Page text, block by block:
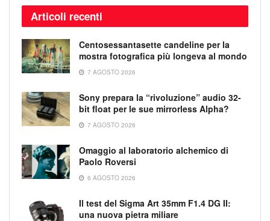
Articoli recenti
Centosessantasette candeline per la
mostra fotografica più longeva al mondo
7 AGOSTO 2026
Sony prepara la “rivoluzione” audio 32-
bit float per le sue mirrorless Alpha?
7 AGOSTO 2026
Omaggio al laboratorio alchemico di
Paolo Roversi
6 AGOSTO 2026
Il test del Sigma Art 35mm F1.4 DG II:
una nuova pietra miliare